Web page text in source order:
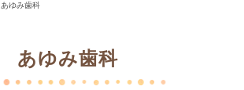
あゆみ歯科
あゆみ歯科